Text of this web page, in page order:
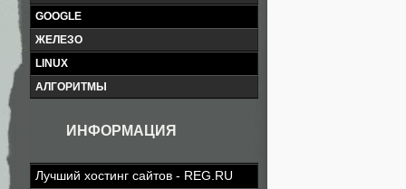
GOOGLE
ЖЕЛЕЗО
LINUX
АЛГОРИТМЫ
ИНФОРМАЦИЯ
Лучший хостинг сайтов - REG.RU